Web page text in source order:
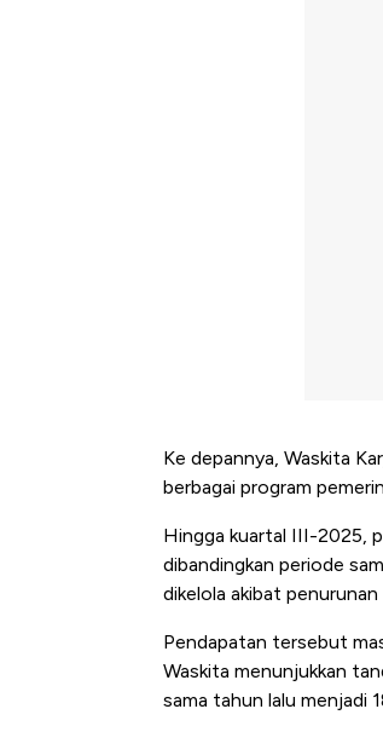
Ke depannya, Waskita
berbagai program
Hingga kuartal III-2025,
dibandingkan periode
dikelola akibat
Pendapatan tersebut
Waskita menunjukkan
sama tahun lalu menjadi